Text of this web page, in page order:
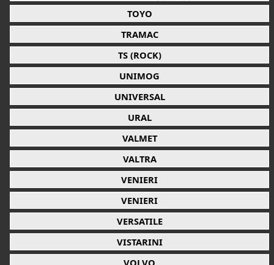
TOYO
TRAMAC
TS (ROCK)
UNIMOG
UNIVERSAL
URAL
VALMET
VALTRA
VENIERI
VENIERI
VERSATILE
VISTARINI